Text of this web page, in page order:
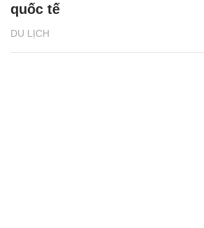
DU LỊCH
quốc tế